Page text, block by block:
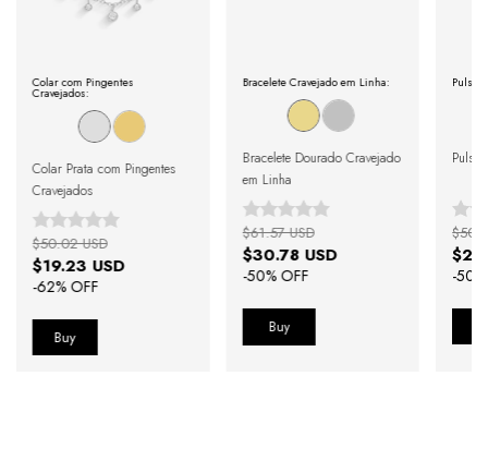
Colar com Pingentes
Cravejados:
Colar Prata com Pingentes
Cravejados
$19.23 USD
-62% OFF
$50.02 USD
Bracelete Cravejado em Linha:
Bracelete Dourado Cravejado
em Linha
$30.78 USD
-50% OFF
$61.57 USD
Buy
-50